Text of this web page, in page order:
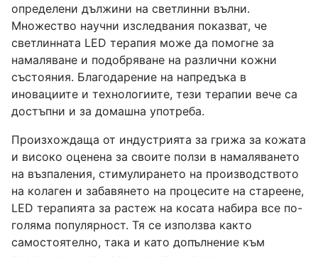
определени дължини на светлинни вълни.
Множество научни изследвания показват, че
светлинната LED терапия може да помогне за
намаляване и подобряване на различни кожни
състояния. Благодарение на напредъка в
иновациите и технологиите, тези терапии вече са
достъпни и за домашна употреба.
Произхождаща от индустрията за грижа за кожата
и високо оценена за своите ползи в намаляването
на възпаления, стимулирането на производството
на колаген и забавянето на процесите на стареене,
LED терапията за растеж на косата набира все по-
голяма популярност. Тя се използва както
самостоятелно, така и като допълнение към